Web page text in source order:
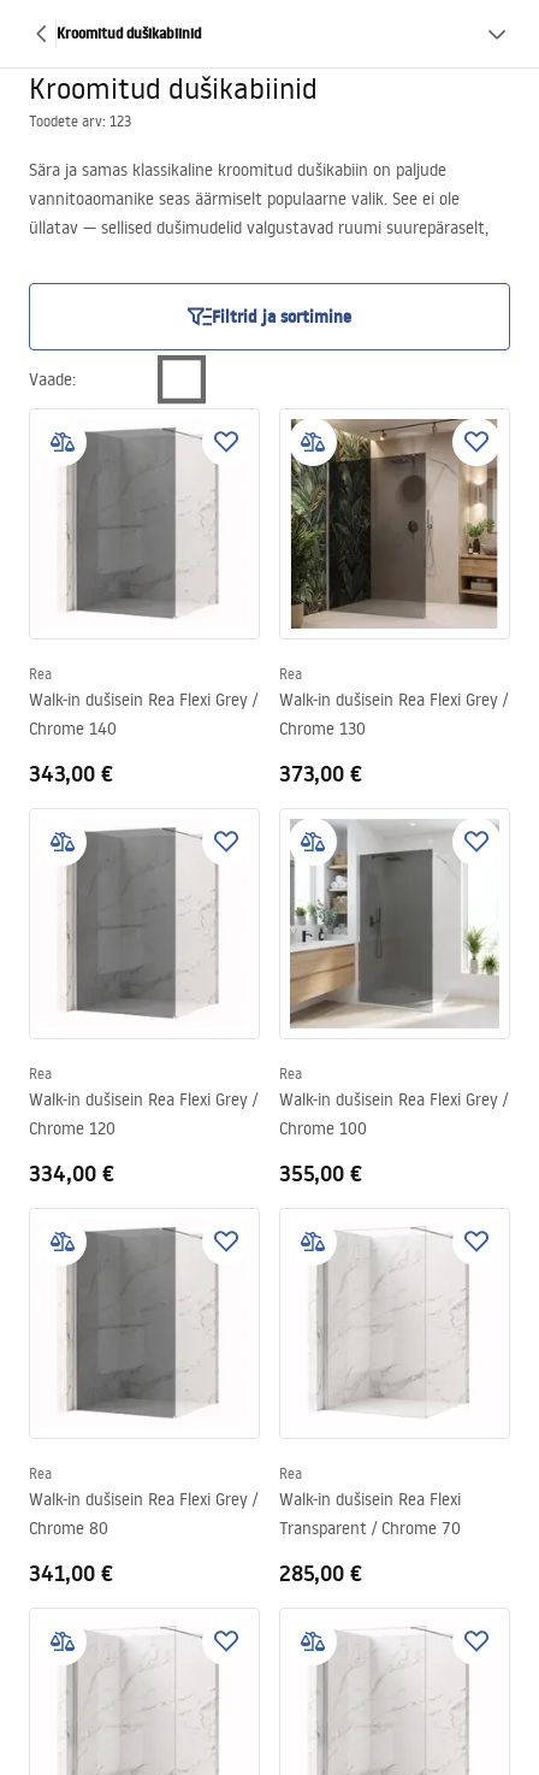
Kroomitud dušikabiinid
Kroomitud dušikabiinid
Toodete arv: 123
Sära ja samas klassikaline kroomitud dušikabiin on paljude
vannitoaomanike seas äärmiselt populaarne valik. See ei ole
üllatav — sellised dušimudelid valgustavad ruumi suurepäraselt,
värske ja puhas isegi pikaaegsel kasutamisel. Kindlasti võib öelda,
et kroomviimistlusega dušikabiini heas seisukorras hoidmine ei ole
keeruline. Tänu lihtsale puhastatavusele piisavad regulaarsetest
hooldustest, et säilitada selle laitmatu välimus pikaks ajaks.
Filtrid ja sortimine
Vaade:
Rea
Walk-in dušisein Rea Flexi Grey /
Chrome 140
343,00 €
Rea
Walk-in dušisein Rea Flexi Grey /
Chrome 130
373,00 €
Rea
Walk-in dušisein Rea Flexi Grey /
Chrome 120
334,00 €
Rea
Walk-in dušisein Rea Flexi Grey /
Chrome 100
355,00 €
Rea
Walk-in dušisein Rea Flexi Grey /
Chrome 80
341,00 €
Rea
Walk-in dušisein Rea Flexi
Transparent / Chrome 70
285,00 €